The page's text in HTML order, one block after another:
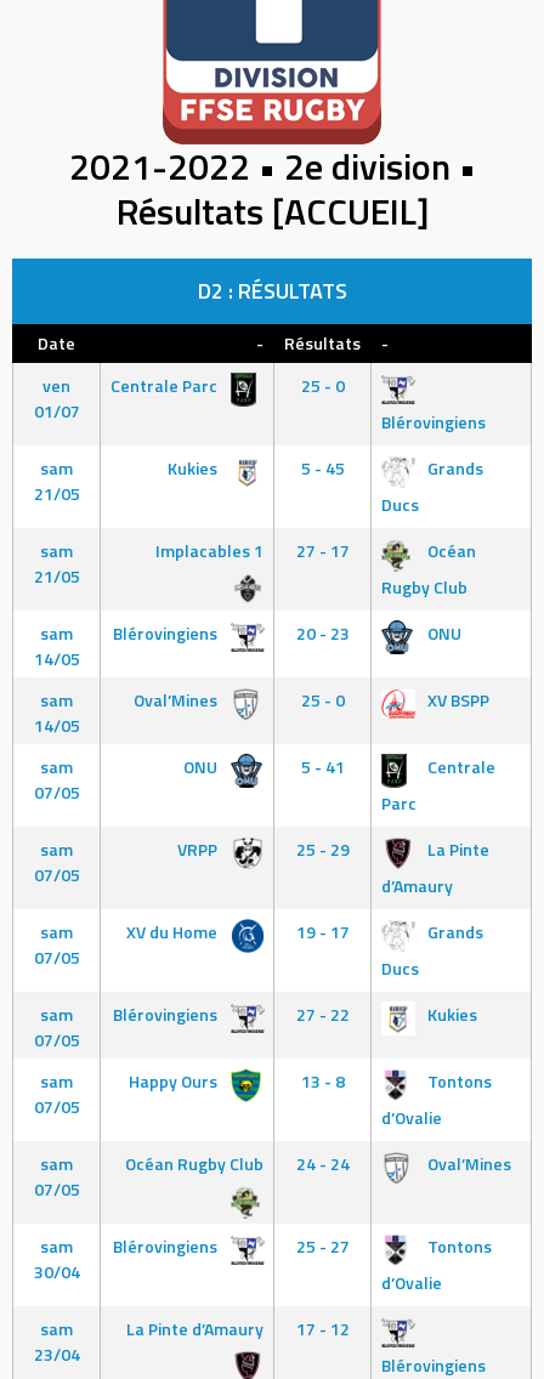
2021-2022 • 2e division •
Résultats [ACCUEIL]
D2 : RÉSULTATS
Date - Résultats
-
ven
01/07
Centrale Parc
25 - 0
Blérovingiens
sam
21/05
Kukies 5 - 45
Grands
Ducs
sam
21/05
Implacables 1 27 - 17
Océan
Rugby Club
sam
14/05
Blérovingiens 20 - 23 ONU
sam
14/05
Oval’Mines 25 - 0 XV BSPP
sam
07/05
ONU 5 - 41
Centrale
Parc
sam
07/05
VRPP 25 - 29
La Pinte
d’Amaury
sam
07/05
XV du Home 19 - 17
Grands
Ducs
sam
07/05
Blérovingiens 27 - 22 Kukies
sam
07/05
Happy Ours 13 - 8
Tontons
d’Ovalie
sam
07/05
Océan Rugby Club 24 - 24 Oval’Mines
sam
30/04
Blérovingiens 25 - 27
Tontons
d’Ovalie
sam
23/04
La Pinte d’Amaury
17 - 12
Blérovingiens